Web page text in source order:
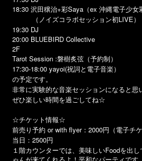
18:30 沢田穣治+彩Saya（ex 沖縄電子少女
（ノイズコラボセッション初LIVE）
19:30 DJ
20:00 BLUEBIRD Collective
2F
Tarot Session :磐樹炙弦（予約制）
17:30-18:00 yayoi(祝詞と電子音楽）
の予定です。
非常に実験的な音楽セッションになると思
ぜひ楽しい時間を過ごしてね☆
☆チケット情報☆
前売り予約 or with flyer：2000円（電子チ
当日：2500円
１階カウンターでは、美味しいFoodを出し